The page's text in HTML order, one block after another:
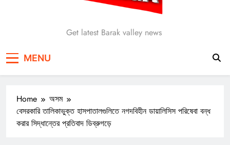
Barak Taranga
Get latest Barak valley news
MENU
Home
অসম
বেসরকারি তালিকাভুক্ত হাসপাতালগুলিতে নগদবিহীন ডায়ালিসিস পরিষেবা বন্ধ
করার সিদ্ধান্তের প্রতিবাদ ডিব্রুগড়ে